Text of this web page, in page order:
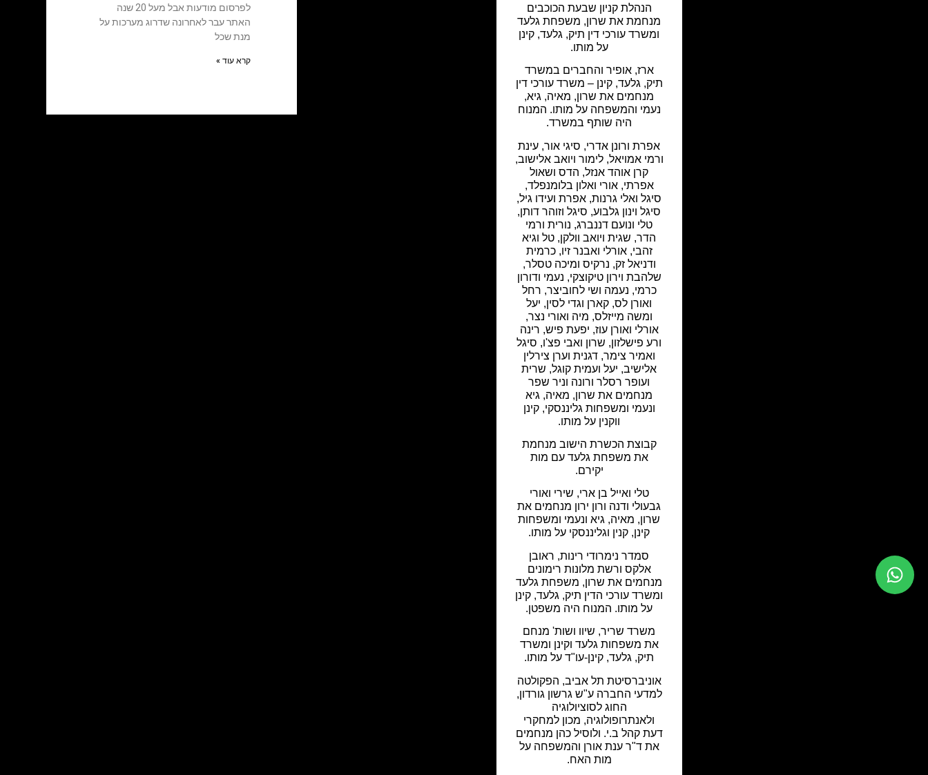
הנהלת קניון שבעת הכוכבים
מנחמת את שרון, משפחת גלעד
ומשרד עורכי דין תיק, גלעד, קינן
על מותו.
ארז, אופיר והחברים במשרד
תיק, גלעד, קינן – משרד עורכי דין
מנחמים את שרון, מאיה, גיא,
נעמי והמשפחה על מותו. המנוח
היה שותף במשרד.
אפרת ורונן אדרי, סיגי אור, עינת
ורמי אמויאל, לימור ויואב אלישוב,
קרן אוהד אנזל, הדס ושאול
אפרתי, אורי ואלון בלומנפלד,
סיגל ואלי גרנות, אפרת ועידו גיל,
סיגל וינון גלבוע, סיגל וזוהר דותן,
טלי ונועם דננברג, נורית ורמי
הדר, שגית ויואב וולקן, טל וגיא
זהבי, אורלי ואבנר זיו, כרמית
ודניאל זק, נרקיס ומיכה טסלר,
שלהבת וירון טיקוצקי, נעמי ודורון
כרמי, נעמה ושי לחוביצר, רחל
ואורן לס, קארן וגדי לסין, יעל
ומשה מייזלס, מיה ואורי נצר,
אורלי ואורן עוז, יפעת פיש, רינה
ורע פישלזון, שרון ואבי פצ'ו, סיגל
ואמיר צימר, דגנית וערן צירלין
אלישיב, יעל ועמית קוגל, שרית
ועופר רסלר ורונה וניר שפר
מנחמים את שרון, מאיה, גיא
ונעמי ומשפחות גליננסקי, קינן
ווקנין על מותו.
קבוצת הכשרת הישוב מנחמת
את משפחת גלעד עם מות
יקירם.
טלי ואייל בן ארי, שירי ואורי
גבעולי ודנה ורון ירון מנחמים את
שרון, מאיה, גיא ונעמי ומשפחות
קינן, קנין וגליננסקי על מותו.
סמדר נימרודי רינות, ראובן
אלקס ורשת מלונות רימונים
מנחמים את שרון, משפחת גלעד
ומשרד עורכי הדין תיק, גלעד, קינן
על מותו. המנוח היה משפטן.
משרד שריר, שיוו ושות' מנחם
את משפחות גלעד וקינן ומשרד
תיק, גלעד, קינן-עו"ד על מותו.
אוניברסיטת תל אביב, הפקולטה
למדעי החברה ע"ש גרשון גורדון,
החוג לסוציולוגיה
ולאנתרופולוגיה, מכון למחקרי
דעת קהל ב.י. ולוסיל כהן מנחמים
את ד"ר ענת אורן והמשפחה על
מות האח.
לפרסום מודעות אבל מעל 20 שנה
האתר עבר לאחרונה שדרוג מערכות על
מנת שכל
קרא עוד »